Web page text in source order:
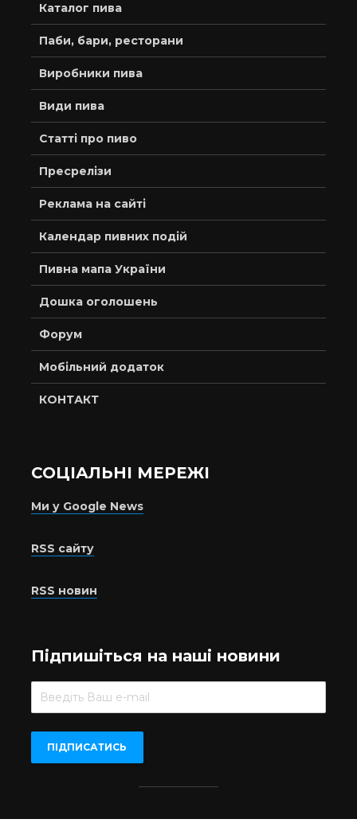
Каталог пива
Паби, бари, ресторани
Виробники пива
Види пива
Статті про пиво
Пресрелізи
Реклама на сайті
Календар пивних подій
Пивна мапа України
Дошка оголошень
Форум
Мобільний додаток
КОНТАКТ
СОЦІАЛЬНІ МЕРЕЖІ
Ми у Google News
RSS сайту
RSS новин
Підпишіться на наші новини